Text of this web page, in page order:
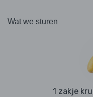
Wat we sturen
1 zakje